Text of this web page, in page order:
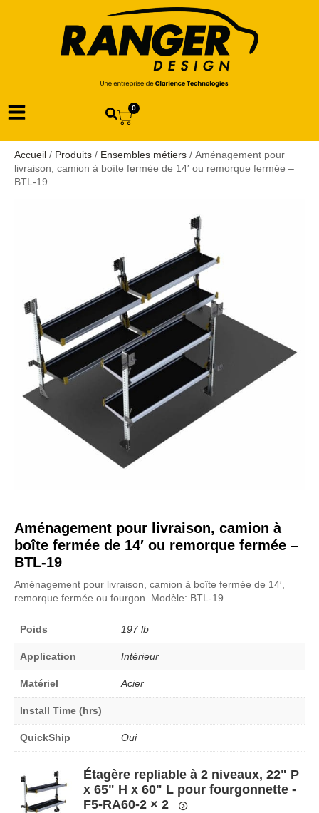
0
Accueil / Produits / Ensembles métiers / Aménagement pour
livraison, camion à boîte fermée de 14′ ou remorque fermée –
BTL-19
Aménagement pour livraison, camion à
boîte fermée de 14′ ou remorque fermée –
BTL-19
Aménagement pour livraison, camion à boîte fermée de 14′,
remorque fermée ou fourgon. Modèle: BTL-19
Poids 197 lb
Application Intérieur
Matériel Acier
Install Time (hrs)
QuickShip Oui
Étagère repliable à 2 niveaux, 22" P
x 65" H x 60" L pour fourgonnette -
F5-RA60-2× 2